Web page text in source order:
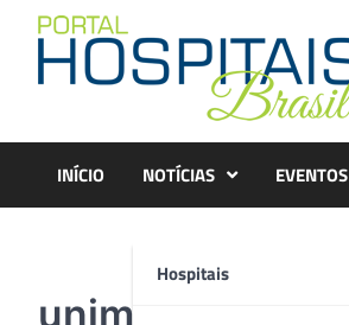
content
INÍCIO NOTÍCIAS
Hospitais
EVENTOS
unimed2